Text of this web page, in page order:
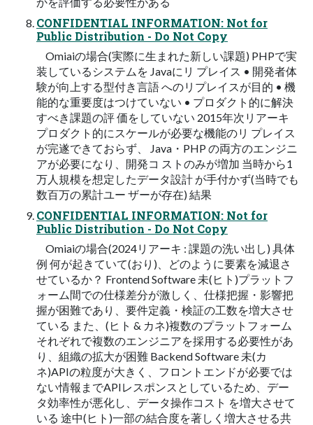
CONFIDENTIAL INFORMATION: Not for
Public Distribution - Do Not Copy
Omiaiの場合(実際に生まれた新しい課題) PHPで実
装しているシステムを Javaにリ プレイス • 開発者体
験が向上する型付き言語 へのリプレイスが目的 • 機
能的な重要度はつけていない • プロダクト的に解決
すべき課題の評 価をしていない 2015年次リアーキ
プロダクト的にスケールが必要な機能のリ プレイス
が完遂できておらず、 Java・PHP の両方のエンジニ
アが必要になり、開発コ ストのみが増加 当時から1
万人規模を想定したデータ設計 が手付かず(当時でも
数百万の累計ユー ザーが存在) 結果
CONFIDENTIAL INFORMATION: Not for
Public Distribution - Do Not Copy
Omiaiの場合(2024リアーキ : 課題の洗い出し) 具体
例 何が起きていて(おり)、どのように要素を減退さ
せているか？ Frontend Software 未(ヒト)プラットフ
ォーム間での仕様差分が激しく、仕様把握・影響把
握が困難であり、要件定義・検証の工数を増大させ
ている また、(ヒト & カネ)複数のプラットフォーム
それぞれで複数のエンジニアを採用する必要性があ
り、組織の拡大が困難 Backend Software 未(カ
ネ)APIの粒度が大きく、フロントエンドが必要では
ない情報までAPIレスポンスとしているため、デー
タ効率性が悪化し、データ操作コスト を増大させて
いる 途中(ヒト)一部の結合度を著しく増大させる共